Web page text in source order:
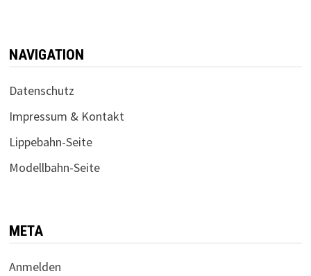
NAVIGATION
Datenschutz
Impressum & Kontakt
Lippebahn-Seite
Modellbahn-Seite
META
Anmelden